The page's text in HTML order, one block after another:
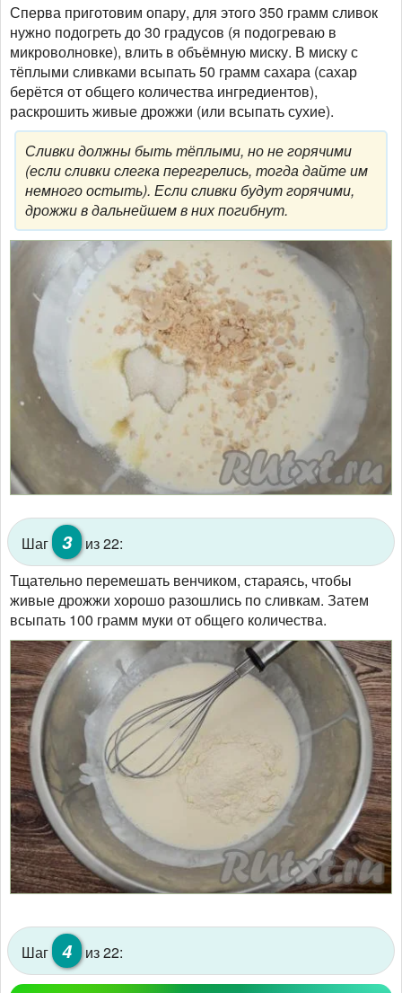
Сперва приготовим опару, для этого 350 грамм сливок
нужно подогреть до 30 градусов (я подогреваю в
микроволновке), влить в объёмную миску. В миску с
тёплыми сливками всыпать 50 грамм сахара (сахар
берётся от общего количества ингредиентов),
раскрошить живые дрожжи (или всыпать сухие).
Сливки должны быть тёплыми, но не горячими
(если сливки слегка перегрелись, тогда дайте им
немного остыть). Если сливки будут горячими,
дрожжи в дальнейшем в них погибнут.
Шаг 3
из 22:
Тщательно перемешать венчиком, стараясь, чтобы
живые дрожжи хорошо разошлись по сливкам. Затем
всыпать 100 грамм муки от общего количества.
Шаг 4 из 22: